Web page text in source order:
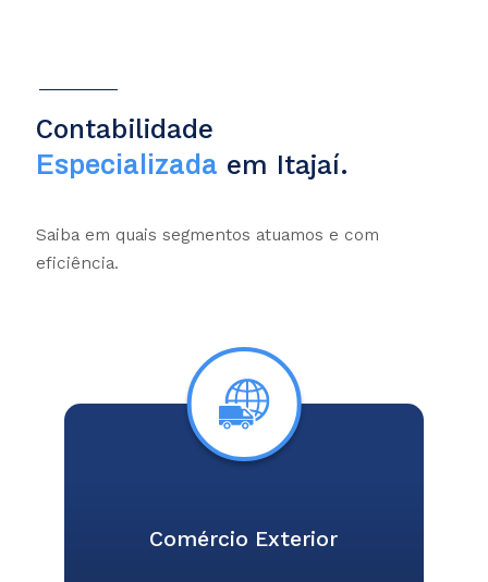
Contabilidade
Especializada em Itajaí.
Saiba em quais segmentos atuamos e com
eficiência.
Comércio Exterior